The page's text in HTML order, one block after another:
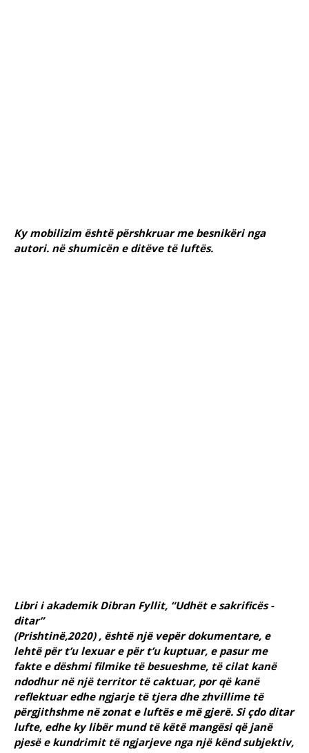
Ky mobilizim është përshkruar me besnikëri nga
autori. në shumicën e ditëve të luftës.
Libri i akademik Dibran Fyllit, “Udhët e sakrificës -
ditar”
(Prishtinë,2020) , është një vepër dokumentare, e
lehtë për t’u lexuar e për t’u kuptuar, e pasur me
fakte e dëshmi filmike të besueshme, të cilat kanë
ndodhur në një territor të caktuar, por që kanë
reflektuar edhe ngjarje të tjera dhe zhvillime të
përgjithshme në zonat e luftës e më gjerë. Si çdo ditar
lufte, edhe ky libër mund të këtë mangësi që janë
pjesë e kundrimit të ngjarjeve nga një kënd subjektiv,